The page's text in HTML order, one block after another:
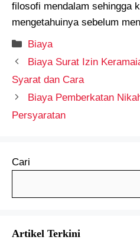
filosofi mendalam sehingga
mengetahuinya sebelum
Kategori
Biaya
Biaya Surat Izin
Syarat dan Cara
Biaya Pemberkatan
Persyaratan
Cari
Artikel Terkini